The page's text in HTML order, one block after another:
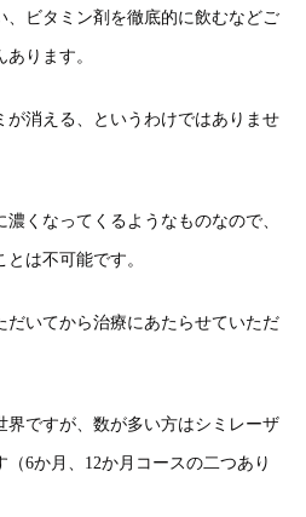
、ビタミン剤を徹底的に飲むなどご
ります。
が消える、というわけではありませ
くなってくるようなものなので、
は不可能です。
だいてから治療にあたらせていただ
界ですが、数が多い方はシミレーザ
6か月、12か月コースの二つあり